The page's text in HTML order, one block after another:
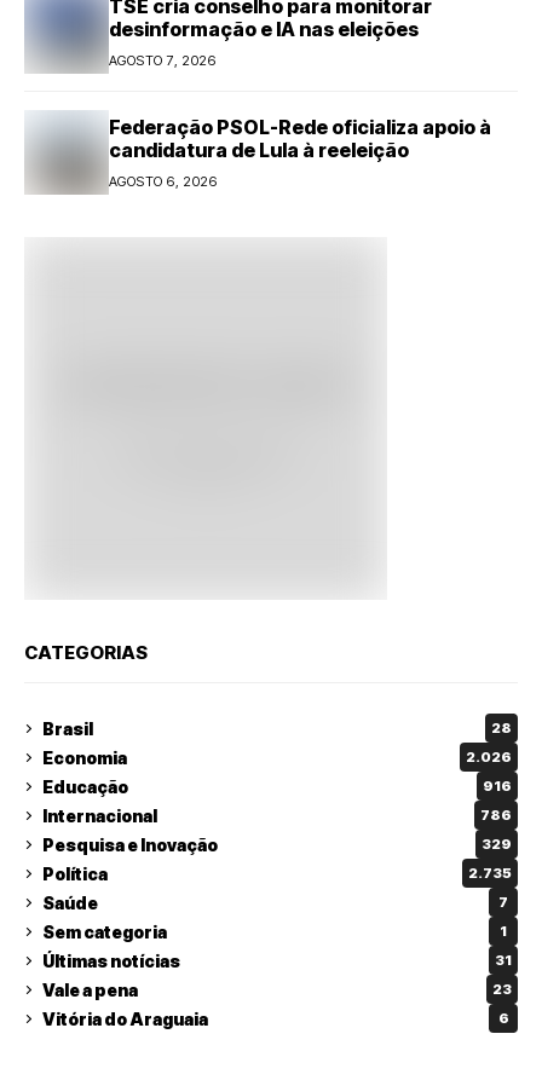
TSE cria conselho para monitorar
desinformação e IA nas eleições
AGOSTO 7, 2026
Federação PSOL-Rede oficializa apoio à
candidatura de Lula à reeleição
AGOSTO 6, 2026
CATEGORIAS
Brasil 28
Economia 2.026
Educação 916
Internacional 786
Pesquisa e Inovação 329
Política 2.735
Saúde 7
Sem categoria 1
Últimas notícias 31
Vale a pena 23
Vitória do Araguaia 6